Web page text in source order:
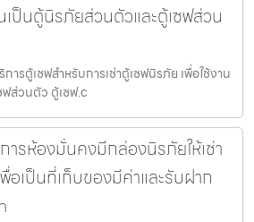
เป็นตู้นิรภัยส่วนตัวและตู้เซฟส่วน
ารตู้เซฟสำหรับการเช่าตู้เซฟนิรภัย เพื่อใช้งาน
ส่วนตัว ตู้เซฟ.c
ารห้องมั่นคงมีกล่องนิรภัยให้เช่า
พื่อเป็นที่เก็บของมีค่าและรับฝาก